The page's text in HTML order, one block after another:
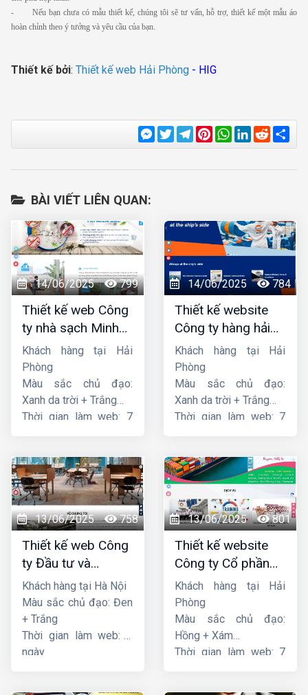
- Nếu bạn chưa có mẫu thiết kế, chúng tôi sẽ tư vấn, hỗ trợ, thiết kế một mẫu áo
hoàn chỉnh theo ý tưởng và yêu cầu của bạn.
Thiết kế bởi: Thiết kế web Hải Phòng - HIG
Messenger
TwitterTelegram
Pinterest
WhatsApp
LinkedIn
Reddit
BÀI VIẾT LIÊN QUAN:
14/06/2025 799
Thiết kế web Công
ty nhà sạch Minh
Dương
Khách hàng tại Hải
Phòng
Màu sắc chủ đạo:
Xanh da trời + Trắng
Thời gian làm web: 7
14/06/2025 784
Thiết kế website
Công ty hàng hải
liên minh
Khách hàng tại Hải
Phòng
Màu sắc chủ đạo:
Xanh da trời + Trắng
Thời gian làm web: 7
13/06/2025 758
Thiết kế web Công
ty Đầu tư và
Thương mại Five-
Star
Khách hàng tại Hà Nội
Màu sắc chủ đạo: Đen
+ Trắng
Thời gian làm web: 7
ngày
13/06/2025 801
Thiết kế website
Công ty Cổ phần
dịch vụ hàng hải
Sen
Khách hàng tại Hải
Phòng
Màu sắc chủ đạo:
Hồng + Xám
Thời gian làm web: 7